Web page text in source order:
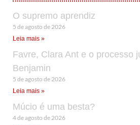
O supremo aprendiz
5 de agosto de 2026
Leia mais »
Favre, Clara Ant e o processo
Benjamin
5 de agosto de 2026
Leia mais »
Múcio é uma besta?
4 de agosto de 2026